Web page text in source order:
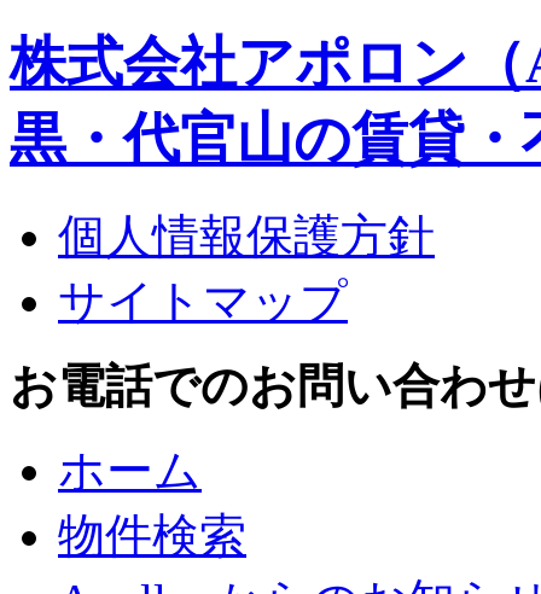
株式会社アポロン
黒・代官山の賃貸・
個人情報保護方針
サイトマップ
お電話でのお問い合わ
ホーム
物件検索